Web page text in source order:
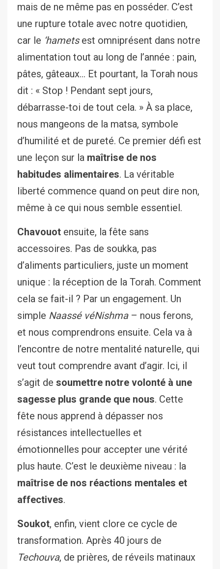
mais de ne même pas en posséder. C’est
une rupture totale avec notre quotidien,
car le ‘hametsest omniprésent dans notre
alimentation tout au long de l’année : pain,
pâtes, gâteaux… Et pourtant, la Torah nous
dit : « Stop ! Pendant sept jours,
débarrasse-toi de tout cela. » À sa place,
nous mangeons de la matsa, symbole
d’humilité et de pureté. Ce premier défi est
une leçon sur la maîtrise de nos
habitudes alimentaires. La véritable
liberté commence quand on peut dire non,
même à ce qui nous semble essentiel.
Chavouot ensuite, la fête sans
accessoires. Pas de soukka, pas
d’aliments particuliers, juste un moment
unique : la réception de la Torah. Comment
cela se fait-il ? Par un engagement. Un
simple Naassé véNishma– nous ferons,
et nous comprendrons ensuite. Cela va à
l’encontre de notre mentalité naturelle, qui
veut tout comprendre avant d’agir. Ici, il
s’agit de soumettre notre volonté à une
sagesse plus grande que nous. Cette
fête nous apprend à dépasser nos
résistances intellectuelles et
émotionnelles pour accepter une vérité
plus haute. C’est le deuxième niveau : la
maîtrise de nos réactions mentales et
affectives.
Soukot, enfin, vient clore ce cycle de
transformation. Après 40 jours de
Techouva, de prières, de réveils matinaux